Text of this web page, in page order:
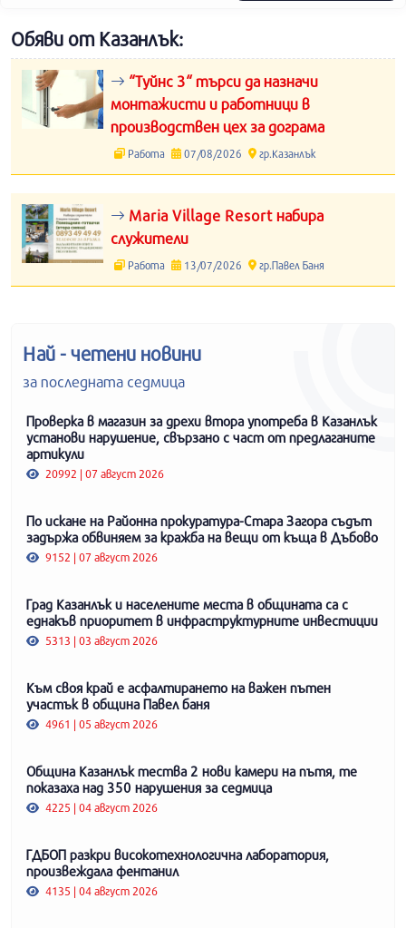
Обяви от Казанлък:
“Туйнс 3“ търси да назначи
монтажисти и работници в
производствен цех за дограма
Работа 07/08/2026 гр.Казанлък
Maria Village Resort набира
служители
Работа 13/07/2026 гр.Павел Баня
Най - четени новини
за последната седмица
Проверка в магазин за дрехи втора употреба в Казанлък
установи нарушение, свързано с част от предлаганите
артикули
20992 | 07 август 2026
По искане на Районна прокуратура-Стара Загора съдът
задържа обвиняем за кражба на вещи от къща в Дъбово
9152 | 07 август 2026
Град Казанлък и населените места в общината са с
еднакъв приоритет в инфраструктурните инвестиции
5313 | 03 август 2026
Към своя край е асфалтирането на важен пътен
участък в община Павел баня
4961 | 05 август 2026
Община Казанлък тества 2 нови камери на пътя, те
показаха над 350 нарушения за седмица
4225 | 04 август 2026
ГДБОП разкри високотехнологична лаборатория,
произвеждала фентанил
4135 | 04 август 2026